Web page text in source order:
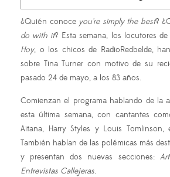
¿Quién conoce you're simply the best?
do with it? Esta semana, los locutores de
Hoy, o los chicos de RadioRedbelde,
sobre Tina Turner con motivo de su
pasado 24 de mayo, a los 83 años.
Comienzan el programa hablando de la
esta última semana, con cantantes
Aitana, Harry Styles y Louis Tomlinson,
También hablan de las polémicas más
y presentan dos nuevas secciones:
Entrevistas Callejeras.